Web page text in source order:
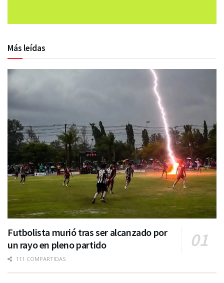
Más leídas
Futbolista murió tras ser alcanzado por
un rayo en pleno partido
111 COMPARTIDAS